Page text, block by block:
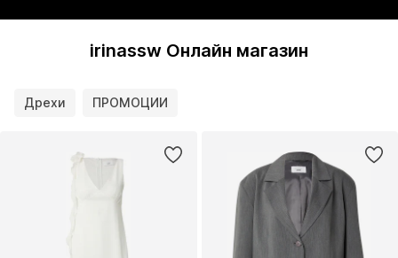
irinassw Онлайн магазин
Дрехи ПРОМОЦИИ